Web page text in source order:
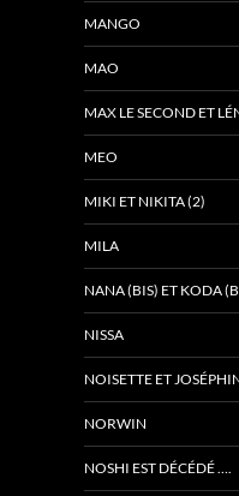
MANGO
MAO
MAX LE SECOND ET
MEO
MIKI ET NIKITA (2)
MILA
NANA (BIS) ET KODA
NISSA
NOISETTE ET
NORWIN
NOSHI EST DÉCÉDÉ ….